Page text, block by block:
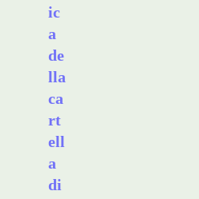
ic
a
de
lla
ca
rt
ell
a
di